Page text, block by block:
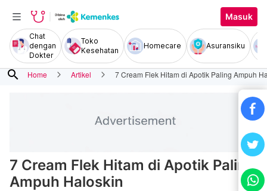
Masuk
Chat
dengan
Dokter
Toko
Kesehatan
Homecare Asuransiku
search Home Artikel 7 Cream Flek Hitam di Apotik Paling Ampuh
7 Cream Flek Hitam di Apotik Paling
Ampuh Haloskin